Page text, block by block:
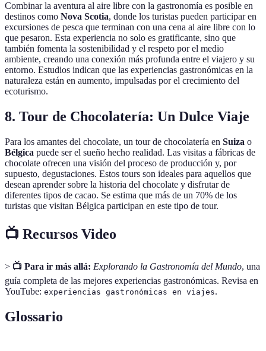
Combinar la aventura al aire libre con la gastronomía es posible en
destinos como Nova Scotia, donde los turistas pueden participar en
excursiones de pesca que terminan con una cena al aire libre con lo
que pesaron. Esta experiencia no solo es gratificante, sino que
también fomenta la sostenibilidad y el respeto por el medio
ambiente, creando una conexión más profunda entre el viajero y su
entorno. Estudios indican que las experiencias gastronómicas en la
naturaleza están en aumento, impulsadas por el crecimiento del
ecoturismo.
8. Tour de Chocolatería: Un Dulce Viaje
Para los amantes del chocolate, un tour de chocolatería en Suiza o
Bélgica puede ser el sueño hecho realidad. Las visitas a fábricas de
chocolate ofrecen una visión del proceso de producción y, por
supuesto, degustaciones. Estos tours son ideales para aquellos que
desean aprender sobre la historia del chocolate y disfrutar de
diferentes tipos de cacao. Se estima que más de un 70% de los
turistas que visitan Bélgica participan en este tipo de tour.
📺 Recursos Video
> 📺 Para ir más allá: Explorando la Gastronomía del Mundo, una
guía completa de las mejores experiencias gastronómicas. Revisa en
YouTube: experiencias gastronómicas en viajes.
Glossario